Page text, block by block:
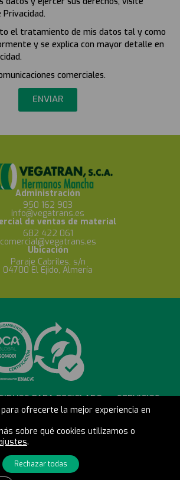
el tratamiento de mis datos tal y como
y se explica con mayor detalle en
comerciales.
ENVIAR
Administración
950 162 903
info@vegatrans.es
de ventas de material
682 422 061
comercial@vegatrans.es
Ubicación
Paraje Cabriles, s/n
04700 El Ejido, Almería
PARA RECICLADO
SERVICIOS
POLÍTICA DE CALIDAD Y MEDIO AMBIENTE
DE COOKIES POLÍTICA DE PRIVACIDAD
ofrecerte la mejor experiencia en
sobre qué cookies utilizamos o
.
Rechazar todas